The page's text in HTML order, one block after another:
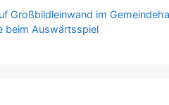
Großbildleinwand im
beim Auswärtsspiel